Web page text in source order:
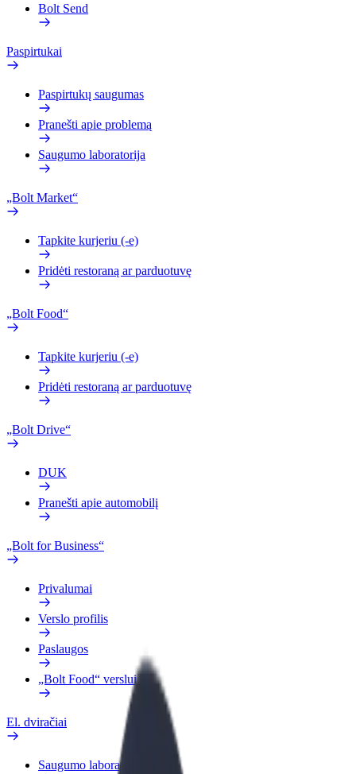
Bolt Send
Paspirtukai
Paspirtukų saugumas
Pranešti apie problemą
Saugumo laboratorija
„Bolt Market“
Tapkite kurjeriu (-e)
Pridėti restoraną ar parduotuvę
„Bolt Food“
Tapkite kurjeriu (-e)
Pridėti restoraną ar parduotuvę
„Bolt Drive“
DUK
Pranešti apie automobilį
„Bolt for Business“
Privalumai
Verslo profilis
Paslaugos
„Bolt Food“ verslui
El. dviračiai
Saugumo laboratorija